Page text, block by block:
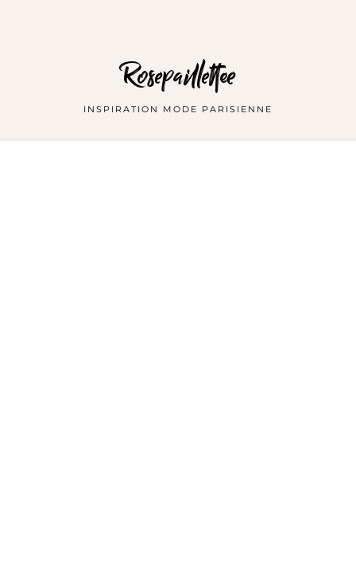
Rosepaillettee
INSPIRATION MODE PARISIENNE